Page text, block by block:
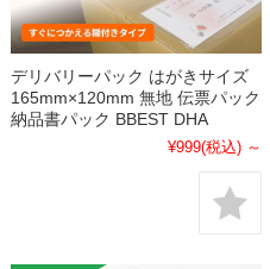
デリバリーパック はがきサイズ
165mm×120mm 無地 伝票パック
納品書パック BBEST DHA
¥999(税込) ～